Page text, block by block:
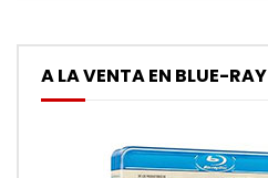
A LA VENTA EN BLUE-RAY